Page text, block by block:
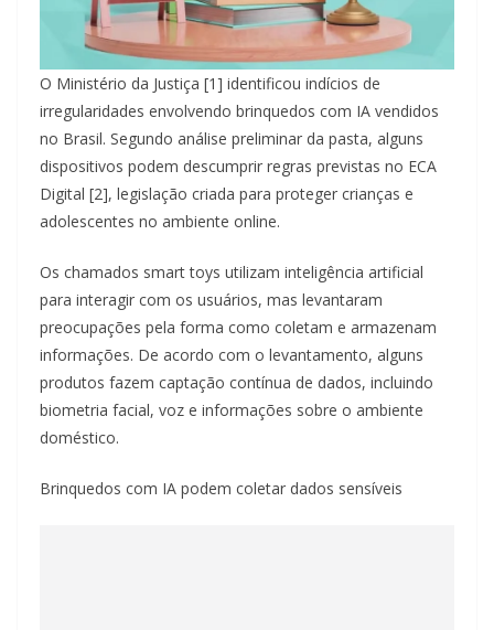
O Ministério da Justiça [1] identificou indícios de
irregularidades envolvendo brinquedos com IA vendidos
no Brasil. Segundo análise preliminar da pasta, alguns
dispositivos podem descumprir regras previstas no ECA
Digital [2], legislação criada para proteger crianças e
adolescentes no ambiente online.
Os chamados smart toys utilizam inteligência artificial
para interagir com os usuários, mas levantaram
preocupações pela forma como coletam e armazenam
informações. De acordo com o levantamento, alguns
produtos fazem captação contínua de dados, incluindo
biometria facial, voz e informações sobre o ambiente
doméstico.
Brinquedos com IA podem coletar dados sensíveis